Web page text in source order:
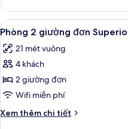
Phòng
đôi
(Room
Xem
tất
cả
ảnh
Phòng
2
giường
đơn
7
Phòng 2 giường đơn
21 mét vuông
4 khách
2 giường đơn
Wifi miễn phí
Xem thêm chi tiết
Chi